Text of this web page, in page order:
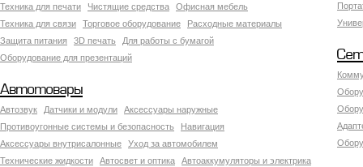
Техника для печати Чистящие средства
Офисная мебель
Техника для связи
Торговое оборудование
Расходные материалы
Защита питания
3D печать
Для работы с бумагой
Оборудование для презентаций
Автотовары
Автозвук Датчики и модули
Аксессуары наружные
Противоугонные системы и безопасность
Навигация
Аксесcуары внутрисалонные
Уход за автомобилем
Технические жидкости
Автосвет и оптика
Автоаккумуляторы и электрика